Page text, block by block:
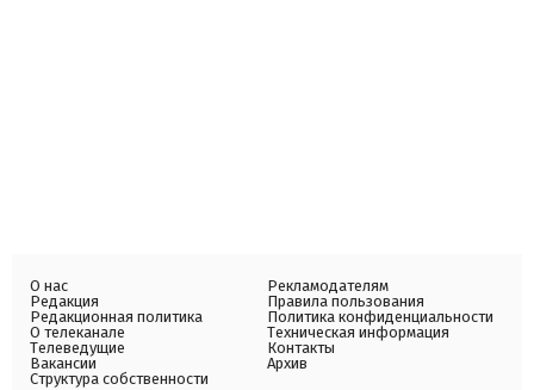
О нас
Редакция
Редакционная политика
О телеканале
Телеведущие
Вакансии
Структура собственности
Рекламодателям
Правила пользования
Политика конфиденциальности
Техническая информация
Контакты
Архив